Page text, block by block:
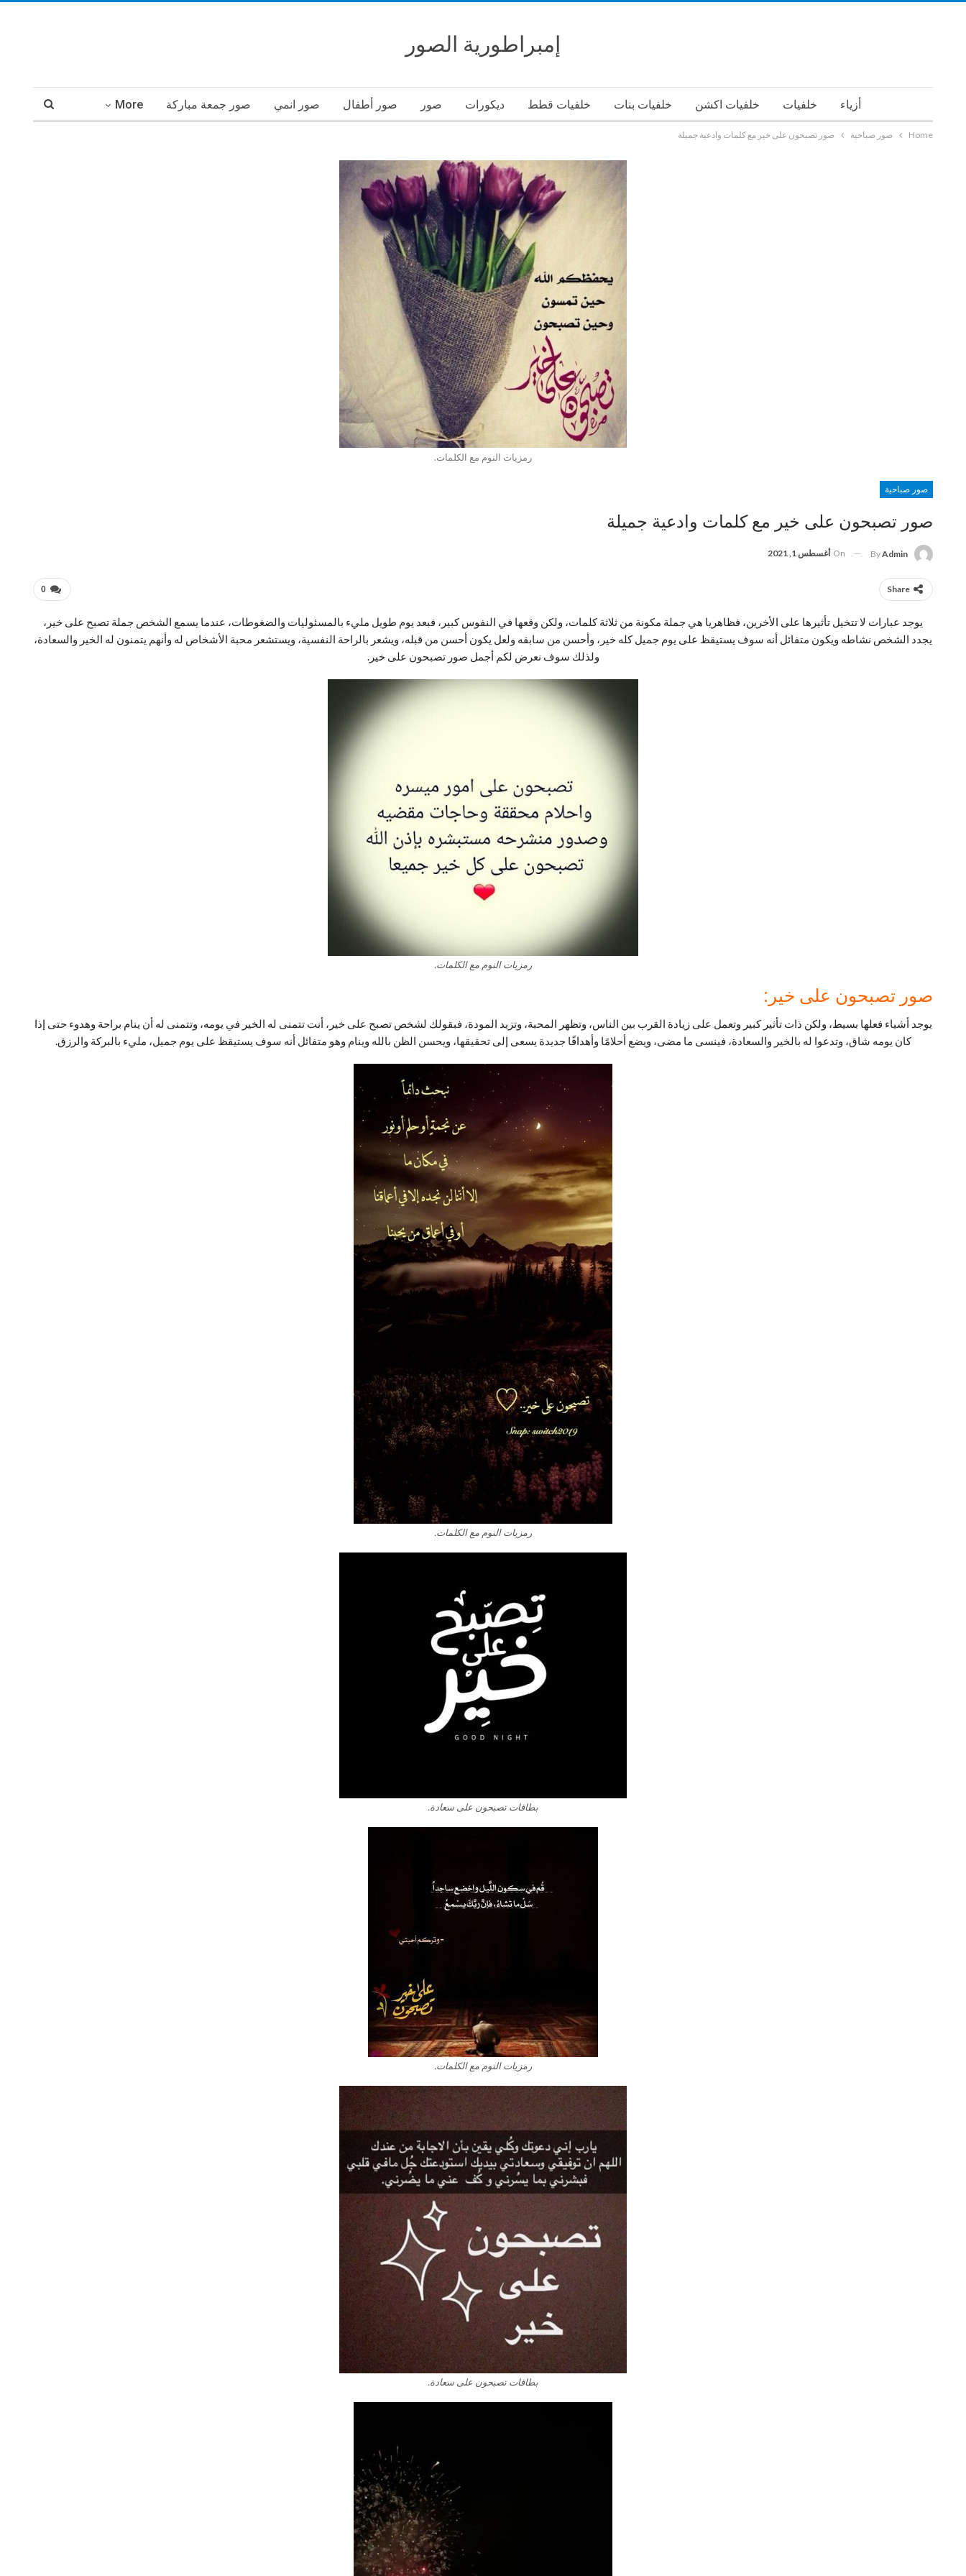
إمبراطورية الصور
أزياء خلفيات خلفيات اكشن خلفيات بنات خلفيات قطط ديكورات صور صور أطفال صور انمي صور جمعة مباركة More
Home صور صباحية صور تصبحون على خير مع كلمات وادعية جميلة
رمزيات النوم مع الكلمات.
صور صباحية
صور تصبحون على خير مع كلمات وادعية جميلة
ByAdmin
On أغسطس 1, 2021
0 Share
يوجد عبارات لا تتخيل تأثيرها على الأخرين، فظاهريا هي جملة مكونة من ثلاثة كلمات، ولكن وقعها في النفوس كبير، فبعد يوم طويل مليء بالمسئوليات والضغوطات، عندما يسمع الشخص جملة تصبح على خير،
يجدد الشخص نشاطه ويكون متفائل أنه سوف يستيقظ على يوم جميل كله خير، وأحسن من سابقه ولعل يكون أحسن من قبله، ويشعر بالراحة النفسية، ويستشعر محبة الأشخاص له وأنهم يتمنون له الخير والسعادة،
ولذلك سوف نعرض لكم أجمل صور تصبحون على خير.
رمزيات النوم مع الكلمات.
صور تصبحون على خير:
يوجد أشياء فعلها بسيط، ولكن ذات تأثير كبير وتعمل على زيادة القرب بين الناس، وتظهر المحبة، وتزيد المودة، فبقولك لشخص تصبح على خير، أنت تتمنى له الخير في يومه، وتتمنى له أن ينام براحة وهدوء حتى إذا
كان يومه شاق، وتدعوا له بالخير والسعادة، فينسى ما مضى، ويضع أحلامًا وأهدافًا جديدة يسعى إلى تحقيقها، ويحسن الظن بالله وينام وهو متفائل أنه سوف يستيقظ على يوم جميل، مليء بالبركة والرزق.
رمزيات النوم مع الكلمات.
بطاقات تصبحون على سعادة.
رمزيات النوم مع الكلمات.
بطاقات تصبحون على سعادة.